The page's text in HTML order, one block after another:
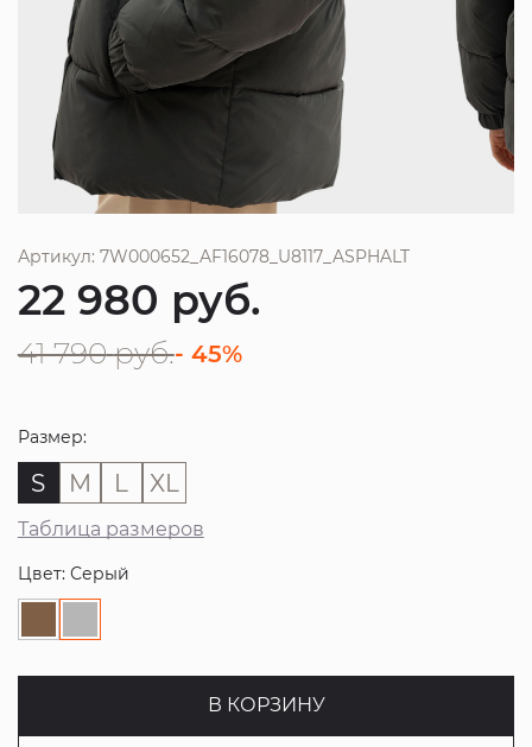
Артикул: 7W000652_AF16078_U8117_ASPHALT
22 980 руб.
41 790 руб.- 45%
Размер:
S M L XL
Таблица размеров
Цвет: Серый
В КОРЗИНУ